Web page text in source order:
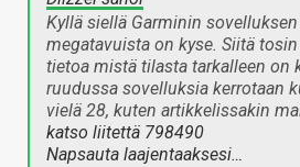
Kyllä siellä Garminin
megatavuista on kyse. Siitä
tietoa mistä tilasta tarkalleen on
ruudussa sovelluksia kerrotaan
vielä 28, kuten artikkelissakin
katso liitettä 798490
Napsauta laajentaaksesi…